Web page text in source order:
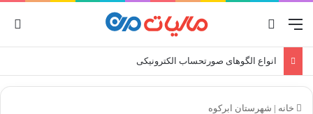
منو
انواع الگوهای صورتحساب الکترونیکی
خانه | شهرستان ابرکوه